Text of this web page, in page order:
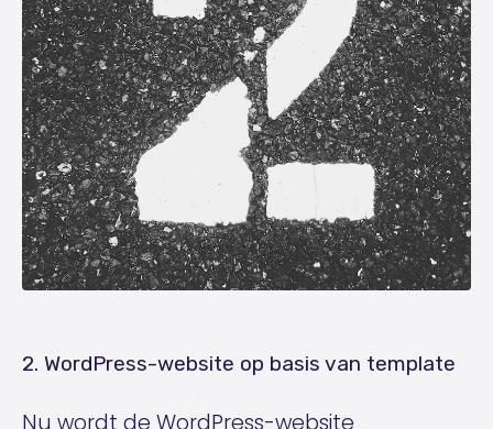
2. WordPress-website op basis van template